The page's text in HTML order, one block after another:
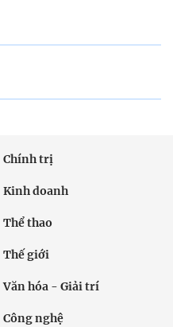
Chính trị
Kinh doanh
Thể thao
Thế giới
Văn hóa - Giải trí
Công nghệ